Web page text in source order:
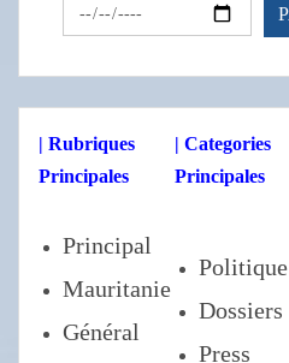
| Rubriques
Principales
| Categories
Principales
Principal
Mauritanie
Général
Politique
Dossiers
Press